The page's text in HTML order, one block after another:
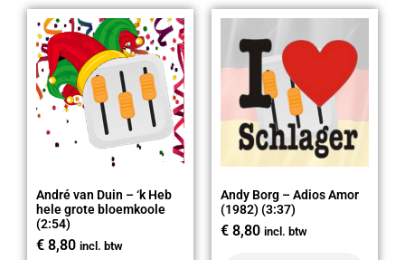
André van Duin – ‘k Heb
hele grote bloemkoole
(2:54)
€ 8,80 incl. btw
Andy Borg – Adios Amor
(1982) (3:37)
€ 8,80 incl. btw